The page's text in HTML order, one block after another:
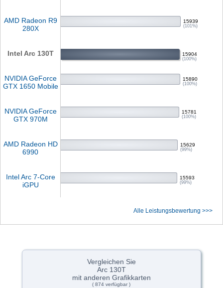
AMD Radeon R9
280X
15939
(101%)
Intel Arc 130T 15904
(100%)
NVIDIA GeForce
GTX 1650 Mobile
15890
(100%)
NVIDIA GeForce
GTX 970M
15781
(100%)
AMD Radeon HD
6990
15629
(99%)
Intel Arc 7-Core
iGPU
15593
(99%)
Alle Leistungsbewertung >>>
Vergleichen Sie
Arc 130T
mit anderen Grafikkarten
( 874 verfügbar )